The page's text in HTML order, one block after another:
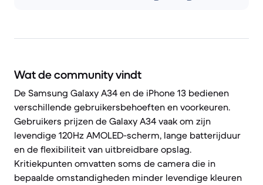
Wat de community vindt
De Samsung Galaxy A34 en de iPhone 13 bedienen
verschillende gebruikersbehoeften en voorkeuren.
Gebruikers prijzen de Galaxy A34 vaak om zijn
levendige 120Hz AMOLED-scherm, lange batterijduur
en de flexibiliteit van uitbreidbare opslag.
Kritiekpunten omvatten soms de camera die in
bepaalde omstandigheden minder levendige kleuren